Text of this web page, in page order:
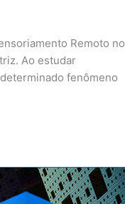
Remoto no
Ao estudar
fenômeno